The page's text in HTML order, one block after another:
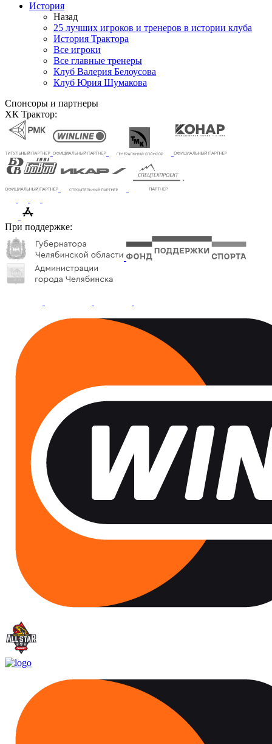
История
Назад
25 лучших игроков и тренеров в истории клуба
История Трактора
Все игроки
Все главные тренеры
Клуб Валерия Белоусова
Клуб Юрия Шумакова
Спонсоры и партнеры
ХК Трактор:
При поддержке: